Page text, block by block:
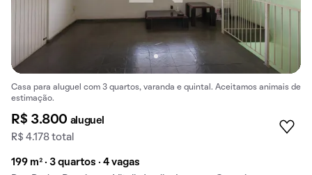
Casa para aluguel com 3 quartos, varanda e quintal. Aceitamos animais de
estimação.
R$ 3.800 aluguel
R$ 4.178 total
199 m² · 3 quartos · 4 vagas